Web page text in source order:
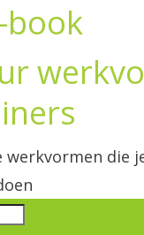
book
werkvormen die